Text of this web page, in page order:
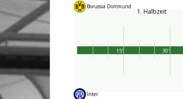
Borussia Dortmund
1. Halbzeit
Inter
15' 30'